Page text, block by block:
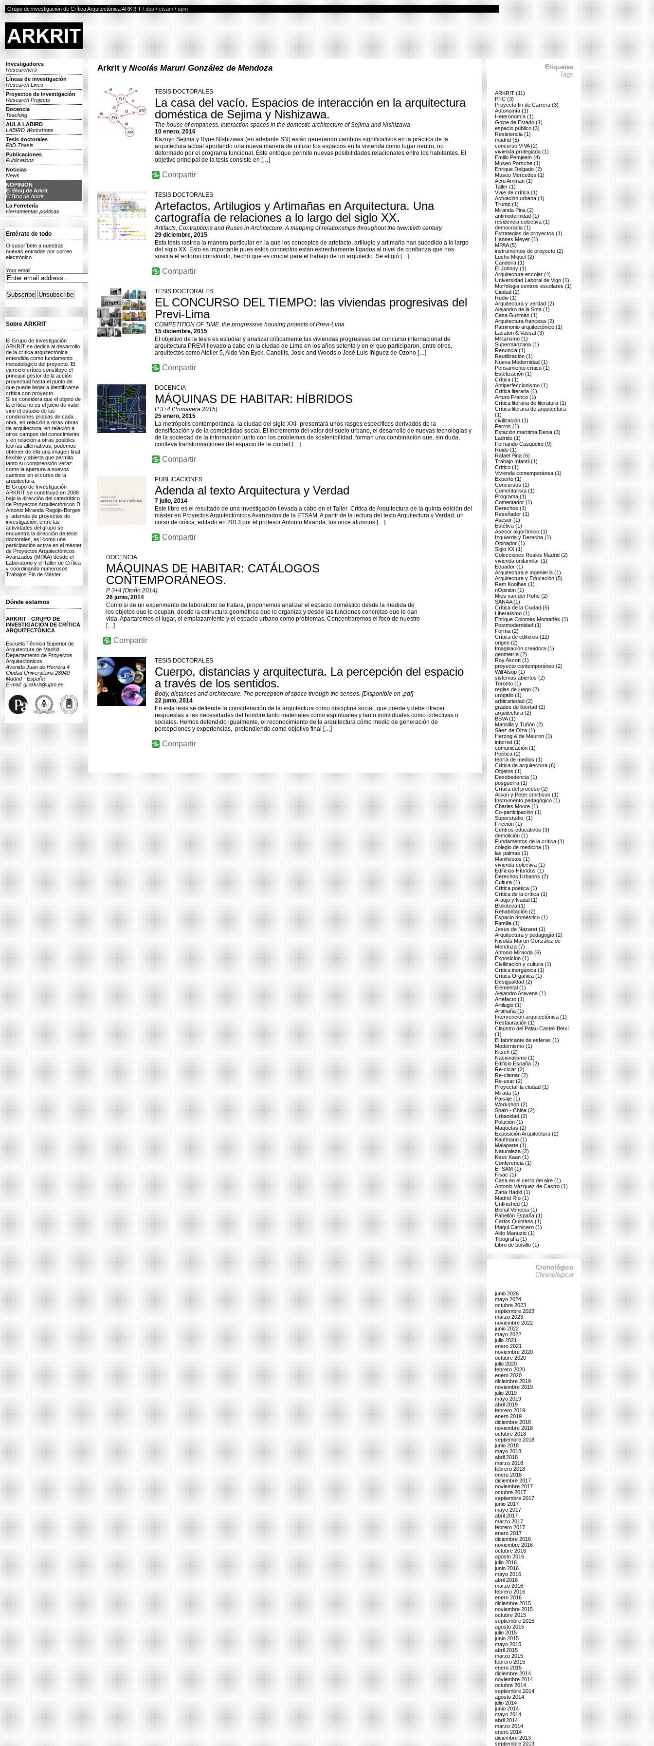
Grupo de investigación de Crítica Arquitectónica ARKRIT / dpa / etsam / upm
Investigadores
Researchers
Líneas de investigación
Research Lines
Proyectos de investigación
Research Projects
Docencia
Teaching
AULA LABIRD
LABIRD Workshops
Tesis doctorales
PhD Thesis
Publicaciones
Publications
Noticias
News
NOPINION
El Blog de Arkrit
El Blog de Arkrit
La Ferretería
Herramientas poéticas
Entérate de todo
O suscríbete a nuestras
nuevas entradas por correo
electrónico.
Your email:
Sobre ARKRIT
El Grupo de Investigación
ARKRIT se dedica al desarrollo
de la crítica arquitectónica
entendida como fundamento
metodológico del proyecto. El
ejercicio crítico constituye el
principal gestor de la acción
proyectual hasta el punto de
que puede llegar a identificarse
crítica con proyecto.
Si se considera que el objeto de
la crítica no es el juicio de valor
sino el estudio de las
condiciones propias de cada
obra, en relación a otras obras
de arquitectura, en relación a
otros campos del conocimiento
y en relación a otras posibles
teorías alternativas, podemos
obtener de ella una imagen final
flexible y abierta que permita
tanto su comprensión veraz
como la apertura a nuevos
caminos en el curso de la
arquitectura.
El Grupo de Investigación
ARKRIT se constituyó en 2008
bajo la dirección del catedrático
de Proyectos Arquitectónicos D.
Antonio Miranda Regojo-Borges
y, además de proyectos de
investigación, entre las
actividades del grupo se
encuentra la dirección de tesis
doctorales, así como una
participación activa en el máster
de Proyectos Arquitectónicos
Avanzados (MPAA) desde el
Laboratorio y el Taller de Crítica
y coordinando numerosos
Trabajos Fin de Máster.
Dónde estamos
ARKRIT - GRUPO DE
INVESTIGACIÓN DE CRÍTICA
ARQUITECTÓNICA
Escuela Técnica Superior de
Arquitectura de Madrid
Departamento de Proyectos
Arquitectónicos
Avenida Juan de Herrera 4
Ciudad Universitaria 28040
Madrid - España
E-mail: gi.arkrit@upm.es
Arkrit y Nicolás Maruri González de Mendoza
TESIS DOCTORALES
La casa del vacío. Espacios de interacción en la arquitectura
doméstica de Sejima y Nishizawa.
The house of emptiness. Interaction spaces in the domestic architecture of Sejima and Nishizawa
10 enero, 2016
Kazuyo Sejima y Ryue Nishizawa (en adelante SN) están generando cambios significativos en la práctica de la
arquitectura actual aportando una nueva manera de utilizar los espacios en la vivienda como lugar neutro, no
deformado por el programa funcional. Este enfoque permite nuevas posibilidades relacionales entre los habitantes. El
objetivo principal de la tesis consiste en […]
Compartir
TESIS DOCTORALES
Artefactos, Artilugios y Artimañas en Arquitectura. Una
cartografía de relaciones a lo largo del siglo XX.
Artifacts, Contraptions and Ruses in Architecture. A mapping of relationships throughout the twentieth century.
29 diciembre, 2015
Esta tesis rastrea la manera particular en la que los conceptos de artefacto, artilugio y artimaña han sucedido a lo largo
del siglo XX. Esto es importante pues estos conceptos están estrechamente ligados al nivel de confianza que nos
suscita el entorno construido, hecho que es crucial para el trabajo de un arquitecto. Se eligió […]
Compartir
TESIS DOCTORALES
EL CONCURSO DEL TIEMPO: las viviendas progresivas del
Previ-Lima
COMPETITION OF TIME: the progressive housing projects of Previ-Lima
15 diciembre, 2015
El objetivo de la tesis es estudiar y analizar críticamente las viviendas progresivas del concurso internacional de
arquitectura PREVI llevado a cabo en la ciudad de Lima en los años setenta y en el que participaron, entre otros,
arquitectos como Atelier 5, Aldo Van Eyck, Candilis, Josic and Woods o José Luis Íñiguez de Ozono […]
Compartir
DOCENCIA
MÁQUINAS DE HABITAR: HÍBRIDOS
P 3+4 [Primavera 2015]
25 enero, 2015
La metrópolis contemporánea -la ciudad del siglo XXI- presentará unos rasgos específicos derivados de la
densificación y de la complejidad social. El incremento del valor del suelo urbano, el desarrollo de nuevas tecnologías y
de la sociedad de la información junto con los problemas de sostenibilidad, forman una combinación que, sin duda,
conlleva transformaciones del espacio de la ciudad […]
Compartir
PUBLICACIONES
Adenda al texto Arquitectura y Verdad
7 julio, 2014
Este libro es el resultado de una investigación llevada a cabo en el Taller Crítica de Arquitectura de la quinta edición del
máster en Proyectos Arquitectónicos Avanzados de la ETSAM. A partir de la lectura del texto Arquitectura y Verdad: un
curso de crítica, editado en 2013 por el profesor Antonio Miranda, los once alumnos […]
Compartir
DOCENCIA
MÁQUINAS DE HABITAR: CATÁLOGOS
CONTEMPORÁNEOS.
P 3+4 [Otoño 2014]
26 junio, 2014
Como si de un experimento de laboratorio se tratara, proponemos analizar el espacio doméstico desde la medida de
los objetos que lo ocupan, desde la estructura geométrica que lo organiza y desde las funciones concretas que le dan
vida. Apartaremos el lugar, el emplazamiento y el espacio urbano como problemas. Concentraremos el foco de nuestro
[…]
Compartir
TESIS DOCTORALES
Cuerpo, distancias y arquitectura. La percepción del espacio
a través de los sentidos.
Body, distances and architecture. The perception of space through the senses. [Disponible en .pdf]
22 junio, 2014
En esta tesis se defiende la consideración de la arquitectura como disciplina social, que puede y debe ofrecer
respuestas a las necesidades del hombre tanto materiales como espirituales y tanto individuales como colectivas o
sociales. Hemos defendido igualmente, el reconocimiento de la arquitectura cómo medio de generación de
percepciones y experiencias, pretendiendo como objetivo final […]
Compartir
Etiquetas
Tags
ARKRIT (11)
PFC (3)
Proyecto fin de Carrera (3)
Autonomía (1)
Heteronomía (1)
Golpe de Estado (1)
espacio público (3)
Resistencia (1)
madrid (5)
concurso VIVA (2)
vivienda protegiada (1)
Emilio Pemjeam (4)
Museo Porsche (1)
Enrique Delgado (2)
Museo Mercedes (1)
Atxu Amman (1)
Taller (1)
Viaje de crítica (1)
Actuación urbana (1)
Trump (1)
Miranda Pina (2)
antimodernidad (1)
residencia colectiva (1)
democracia (1)
Estrategias de proyectos (1)
Hannes Meyer (1)
MPAA (5)
instrumentos de proyecto (2)
Lucho Miquel (2)
Candeira (1)
El Johnny (1)
Arquitectura escolar (4)
Universidad Laboral de Vigo (1)
Morfologia centros escolares (1)
Ciudad (2)
Rudio (1)
Arquitectura y verdad (2)
Alejandro de la Sota (1)
Casa Guzmán (1)
Arquitectura francesa (2)
Patrimonio arquitectónico (1)
Lacaton & Vassal (3)
Militarismo (1)
Supermanzana (1)
Renuncia (1)
Reutilización (1)
Nueva Modernidad (1)
Pensamiento crítico (1)
Estetización (1)
Crítica (1)
Antiperfeccionismo (1)
Crítica literaria (1)
Arturo Franco (1)
Crítica literaria de literatura (1)
Crítica literaria de arquitectura
(1)
civilización (1)
Perros (1)
Estación marítima Denia (3)
Ladrido (1)
Fernando Casqueiro (9)
Ruido (1)
Rafael Pina (6)
Trabajo Infantil (1)
Crítico (1)
Vivienda contemporánea (1)
Experto (1)
Concursos (1)
Comentarista (1)
Programa (1)
Comentador (1)
Derechos (1)
Reseñador (1)
Asesor (1)
Estética (1)
Asesor algorítmico (1)
Izquierda y Derecha (1)
Opinador (1)
Siglo XX (1)
Colecciones Reales Madrid (2)
vivienda unifamiliar (1)
Ecuador (1)
Arquitectura e Ingeniería (1)
Arquitectura y Educación (5)
Rem Koolhas (1)
nOpinion (1)
Mies van der Rohe (2)
SANAA (1)
Crítica de la Ciudad (5)
Liberalismo (1)
Enrique Colomés Montañés (1)
Postmodernidad (1)
Forma (2)
Crítica de edificios (12)
origen (2)
Imaginación creadora (1)
geometría (2)
Roy Ascott (1)
proyecto contemporáneo (2)
Will Alsop (1)
sistemas abiertos (2)
Toronto (1)
reglas de juego (2)
urogallo (1)
arbitrariedad (2)
grados de libertad (2)
arquitectura (2)
BBVA (1)
Mansilla y Tuñón (2)
Sáez de Oiza (1)
Herzog & de Meuron (1)
internet (1)
comunicación (1)
Poética (2)
teoría de medios (1)
Crítica de arquitectura (6)
Objetos (1)
Desobedencia (1)
posguerra (1)
Crítica del proceso (2)
Alison y Peter smithson (1)
Instrumento pedagógico (1)
Charles Moore (1)
Co-participación (1)
Superstudio. (1)
Fricción (1)
Centros educativos (3)
demolición (1)
Fundamentos de la crítica (1)
colegio de medicina (1)
las palmas (1)
Manifiestos (1)
vivienda colectiva (1)
Edificios Híbridos (1)
Derechos Urbanos (2)
Cultura (1)
Crítica poética (1)
Crítica de la crítica (1)
Araujo y Nadal (1)
Biblioteca (1)
Rehabilitación (2)
Espacio doméstico (1)
Familia (1)
Jesús de Nazaret (1)
Arquitectura y pedagogía (2)
Nicolás Maruri González de
Mendoza (7)
Antonio Miranda (6)
Exposicion (1)
Civilización y cultura (1)
Crítica inorgánica (1)
Crítica Orgánica (1)
Desigualdad (2)
Elemental (1)
Alejandro Aravena (1)
Artefacto (1)
Artilugio (1)
Artimaña (1)
Intervención arquitectónica (1)
Restauración (1)
Claustro del Palau Castell Betxí
(1)
El fabricante de esferas (1)
Modernismo (1)
Kitsch (2)
Nacionalismo (1)
Edificio España (2)
Re-ciclar (2)
Re-clamar (2)
Re-usar (2)
Proyectar la ciudad (1)
Mirada (1)
Paisaje (1)
Workshop (2)
Spain - China (2)
Urbanidad (2)
Polución (1)
Maquetas (2)
Exposición Arquitectura (2)
Kaufmann (1)
Malaparte (1)
Naturaleza (2)
Kess Kaan (1)
Conferencia (1)
ETSAM (1)
Fisac (1)
Casa en el cerro del aire (1)
Antonio Vázquez de Castro (1)
Zaha Hadid (1)
Madrid Río (1)
Unfinished (1)
Bienal Venecia (1)
Pabellón España (1)
Carlos Quintans (1)
Iñaqui Carnicero (1)
Aldo Manuzio (1)
Tipografía (1)
Libro de bolsillo (1)
Cronológico
Chronological
junio 2026
mayo 2024
octubre 2023
septiembre 2023
marzo 2023
noviembre 2022
junio 2022
mayo 2022
julio 2021
enero 2021
noviembre 2020
octubre 2020
julio 2020
febrero 2020
enero 2020
diciembre 2019
noviembre 2019
julio 2019
mayo 2019
abril 2019
febrero 2019
enero 2019
diciembre 2018
noviembre 2018
octubre 2018
septiembre 2018
junio 2018
mayo 2018
abril 2018
marzo 2018
febrero 2018
enero 2018
diciembre 2017
noviembre 2017
octubre 2017
septiembre 2017
junio 2017
mayo 2017
abril 2017
marzo 2017
febrero 2017
enero 2017
diciembre 2016
noviembre 2016
octubre 2016
agosto 2016
julio 2016
junio 2016
mayo 2016
abril 2016
marzo 2016
febrero 2016
enero 2016
diciembre 2015
noviembre 2015
octubre 2015
septiembre 2015
agosto 2015
julio 2015
junio 2015
mayo 2015
abril 2015
marzo 2015
febrero 2015
enero 2015
diciembre 2014
noviembre 2014
octubre 2014
septiembre 2014
agosto 2014
julio 2014
junio 2014
mayo 2014
abril 2014
marzo 2014
enero 2014
diciembre 2013
septiembre 2013